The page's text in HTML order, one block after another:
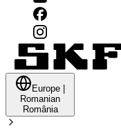
Europe
Romanian
România